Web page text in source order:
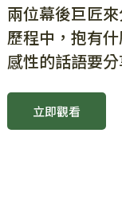
兩位幕後巨匠
歷程中，抱有
感性的話語要
立即觀看